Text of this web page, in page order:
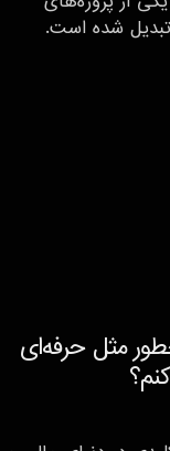
تبدیل شده است.
مثل حرفه‌ای